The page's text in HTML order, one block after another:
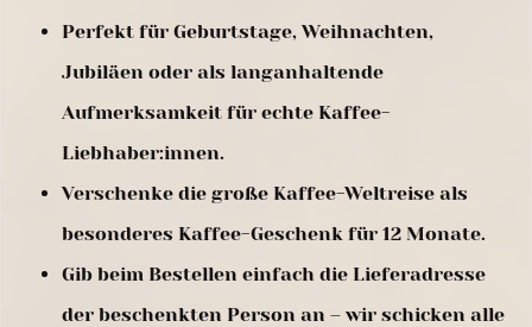
Perfekt für Geburtstage, Weihnachten,
Jubiläen oder als langanhaltende
Aufmerksamkeit für echte Kaffee-
Liebhaber:innen.
Verschenke die große Kaffee-Weltreise als
besonderes Kaffee-Geschenk für 12 Monate.
Gib beim Bestellen einfach die Lieferadresse
der beschenkten Person an – wir schicken alle